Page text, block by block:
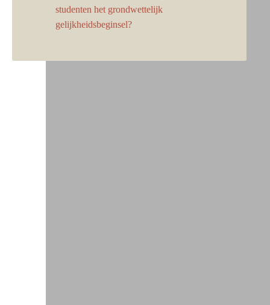
studenten het grondwettelijk
gelijkheidsbeginsel?